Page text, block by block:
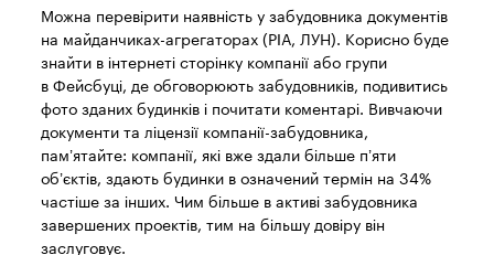
Можна перевірити наявність у забудовника документів
на майданчиках-агрегаторах (РІА, ЛУН). Корисно буде
знайти в інтернеті сторінку компанії або групи
в Фейсбуці, де обговорюють забудовників, подивитись
фото зданих будинків і почитати коментарі. Вивчаючи
документи та ліцензії компанії-забудовника,
пам’ятайте: компанії, які вже здали більше п’яти
об’єктів, здають будинки в означений термін на 34%
частіше за інших. Чим більше в активі забудовника
завершених проектів, тим на більшу довіру він
заслуговує.